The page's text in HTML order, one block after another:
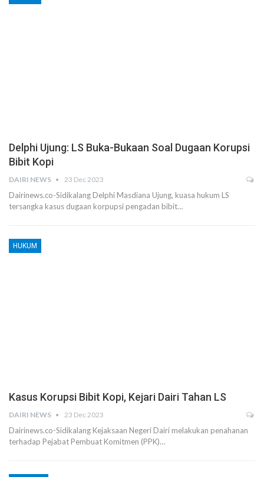
Delphi Ujung: LS Buka-Bukaan Soal Dugaan Korupsi
Bibit Kopi
DAIRI NEWS 23 Dec 2023
Dairinews.co-Sidikalang Delphi Masdiana Ujung, kuasa hukum LS
tersangka kasus dugaan korpupsi pengadan bibit…
HUKUM
Kasus Korupsi Bibit Kopi, Kejari Dairi Tahan LS
DAIRI NEWS 23 Dec 2023
Dairinews.co-Sidikalang Kejaksaan Negeri Dairi melakukan penahanan
terhadap Pejabat Pembuat Komitmen (PPK)…